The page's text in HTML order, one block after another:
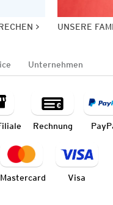
UNSERE
Unternehmen
Rechnung
Mastercard Visa